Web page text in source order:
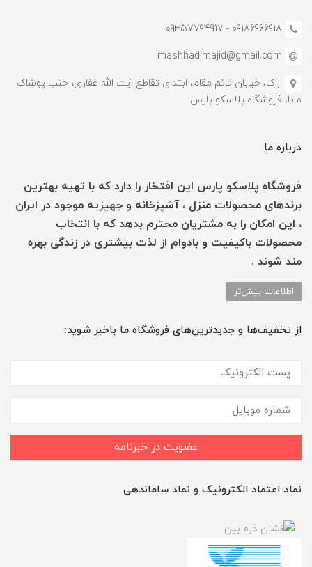
09186966918 - 0935779491۷
mashhadimajid@gmail.com
اراک، خیابان قائم مقام، ابتدای تقاطع آیت الله غفاری، جنب پوشاک
مایا، فروشگاه پلاسکو پارس
درباره ما
فروشگاه پلاسکو پارس این افتخار را دارد که با تهیه بهترین
برندهای محصولات منزل ، آشپزخانه و جهیزیه موجود در ایران
، این امکان را به مشتریان محترم بدهد که با انتخاب
محصولات باکیفیت و بادوام از لذت بیشتری در زندگی بهره
مند شوند .
اطلاعات بیش‌تر
از تخفیف‌ها و جدیدترین‌های فروشگاه ما باخبر شوید:
عضویت در خبرنامه
نماد اعتماد الکترونیک و نماد ساماندهی